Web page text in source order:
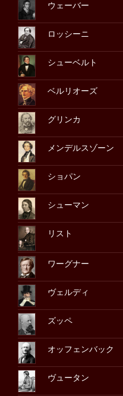
ウェーバー
ロッシーニ
シューベルト
ベルリオーズ
グリンカ
メンデルスゾーン
ショパン
シューマン
リスト
ワーグナー
ヴェルディ
ズッペ
オッフェンバック
ヴュータン